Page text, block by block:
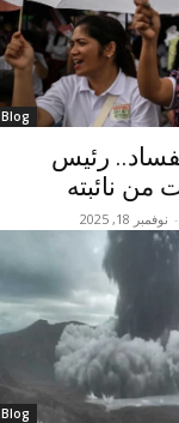
Blog
رئيس
من نائبته
- نوفمبر 18, 2025
Blog